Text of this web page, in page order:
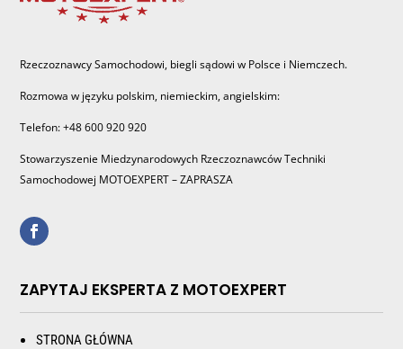
Rzeczoznawcy Samochodowi, biegli sądowi w Polsce i Niemczech.
Rozmowa w języku polskim, niemieckim, angielskim:
Telefon: +48 600 920 920
Stowarzyszenie Miedzynarodowych Rzeczoznawców Techniki
Samochodowej MOTOEXPERT – ZAPRASZA
ZAPYTAJ EKSPERTA Z MOTOEXPERT
STRONA GŁÓWNA